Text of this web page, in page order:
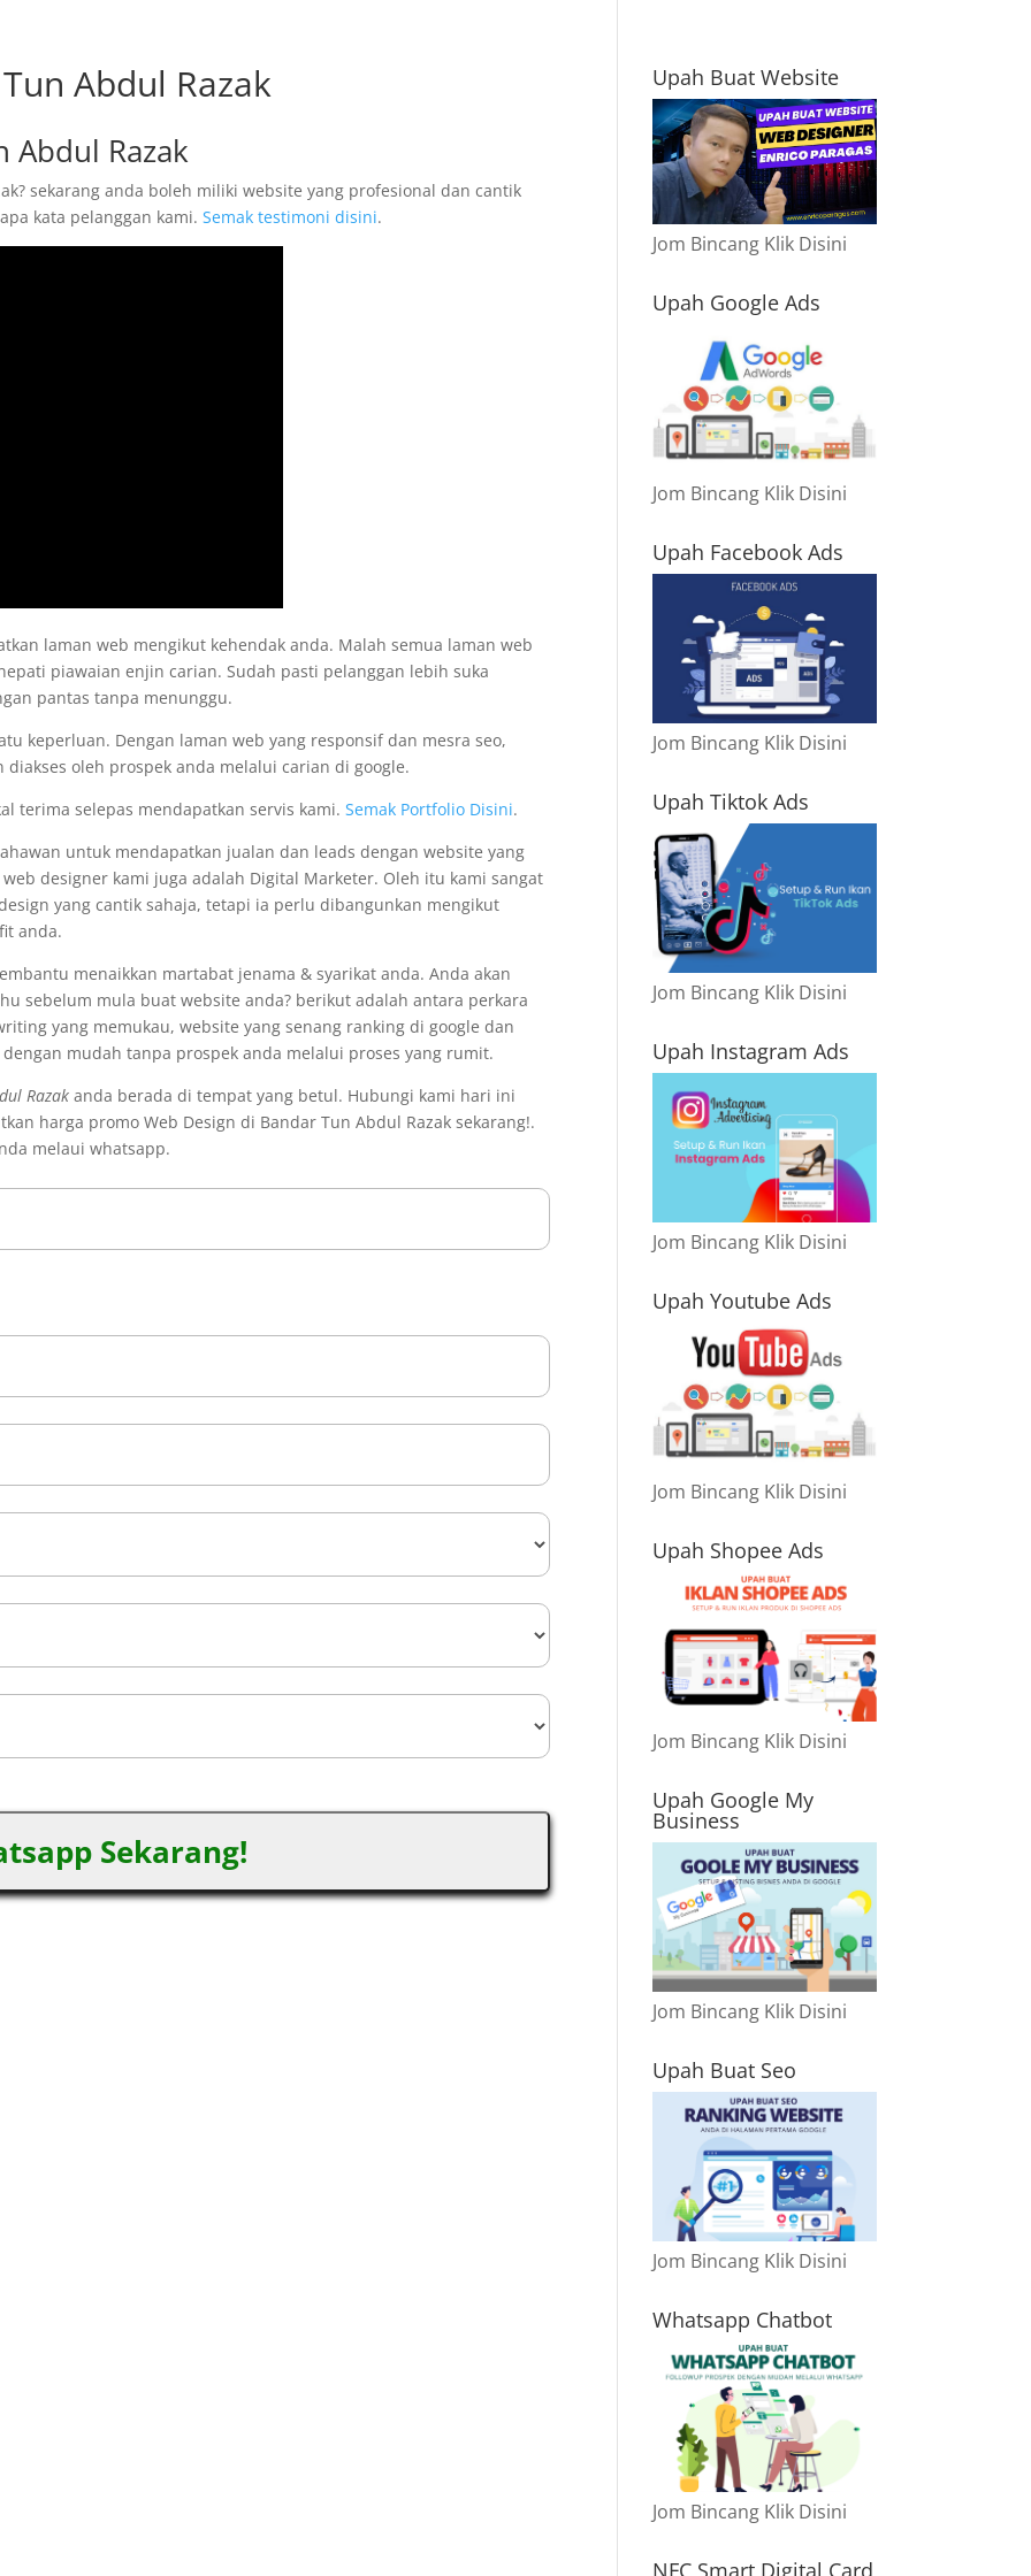
Abdul Razak
Abdul Razak
sekarang anda boleh miliki website yang profesional dan cantik
kata pelanggan kami.Semak testimoni disini.
laman web mengikut kehendak anda. Malah semua laman web
piawaian enjin carian. Sudah pasti pelanggan lebih suka
pantas tanpa menunggu.
keperluan. Dengan laman web yang responsif dan mesra seo,
oleh prospek anda melalui carian di google.
terima selepas mendapatkan servis kami.Semak Portfolio Disini.
untuk mendapatkan jualan dan leads dengan website yang
designer kami juga adalah Digital Marketer. Oleh itu kami sangat
yang cantik sahaja, tetapi ia perlu dibangunkan mengikut
anda.
menaikkan martabat jenama & syarikat anda. Anda akan
sebelum mula buat website anda? berikut adalah antara perkara
yang memukau, website yang senang ranking di google dan
mudah tanpa prospek anda melalui proses yang rumit.
Razak anda berada di tempat yang betul. Hubungi kami hari ini
harga promo Web Design di Bandar Tun Abdul Razak sekarang!.
melaui whatsapp.
Sekarang!
Upah Buat Website
Jom Bincang Klik Disini
Upah Google Ads
Jom Bincang Klik Disini
Upah Facebook Ads
Jom Bincang Klik Disini
Upah Tiktok Ads
Jom Bincang Klik Disini
Upah Instagram Ads
Jom Bincang Klik Disini
Upah Youtube Ads
Jom Bincang Klik Disini
Upah Shopee Ads
Jom Bincang Klik Disini
Upah Google My
Business
Jom Bincang Klik Disini
Upah Buat Seo
Jom Bincang Klik Disini
Whatsapp Chatbot
Jom Bincang Klik Disini
NFC Smart Digital Card